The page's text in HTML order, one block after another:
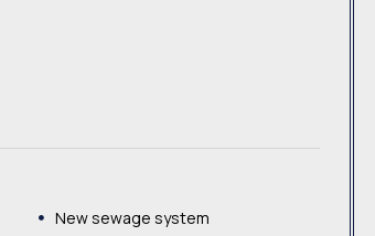
New sewage system